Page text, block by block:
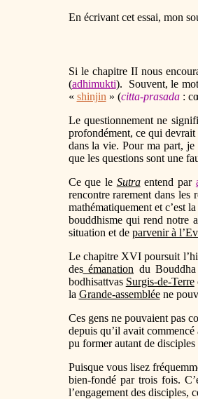
En écrivant cet essai, mon
Si le chapitre II nous
(adhimukti). Souvent, le
« shinjin » (citta-prasada:
Le questionnement ne
profondément, ce qui
dans la vie. Pour ma part, je
que les questions sont une
Ce que le Sutraentend par
rencontre rarement dans
mathématiquement et c’est
bouddhisme qui rend notre
situation et de parvenir à
Le chapitre XVI poursuit
desémanation du
bodhisattvas Surgis-de-Terre
la Grande-assembléene
Ces gens ne pouvaient pas
depuis qu’il avait
pu former autant de
Puisque vous lisez
bien-fondé par trois fois.
l’engagement des disciples,